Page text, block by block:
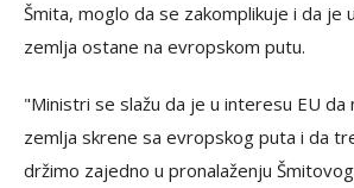
Šmita, moglo da se zakomplikuje i da je
zemlja ostane na evropskom putu.
"Ministri se slažu da je u interesu EU da
zemlja skrene sa evropskog puta i da
držimo zajedno u pronalaženju